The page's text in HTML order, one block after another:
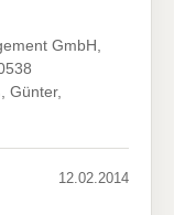
GmbH,
Günter,
12.02.2014